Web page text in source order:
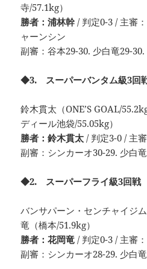
寺/57.1kg）
勝者：浦林幹 / 判定0-3 / 主審
ャーンシン
副審：谷本29-30. 少白竜29-30.
◆3. スーパーバンタム級3回
鈴木貫太（ONE’S GOAL/
ディール池袋/55.05kg）
勝者：鈴木貫太 / 判定3-0 / 主
副審：シンカーオ30-29. 少白
◆2. スーパーフライ級3回戦
バンサパーン・センチャイジ
竜（橋本/51.9kg）
勝者：花岡竜 / 判定0-3 / 主審
副審：シンカーオ28-29. 少白